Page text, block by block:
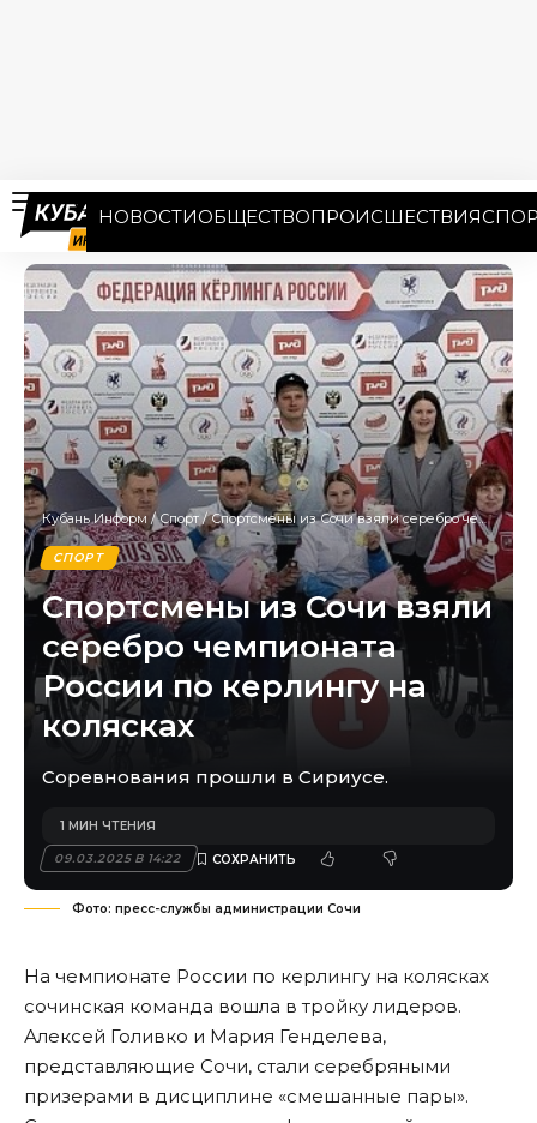
НОВОСТИОБЩЕСТВОПРОИСШЕСТВИЯ
Кубань Информ/Спорт /Спортсмены из Сочи взяли серебро чемпионата России по керлингу на колясках
СПОРТ
Спортсмены из Сочи взяли
серебро чемпионата
России по керлингу на
колясках
Соревнования прошли в Сириусе.
09.03.2025 В 14:22
1 МИН ЧТЕНИЯ
Фото: пресс-службы администрации Сочи
На чемпионате России по керлингу на колясках
сочинская команда вошла в тройку лидеров.
Алексей Голивко и Мария Генделева,
представляющие Сочи, стали серебряными
призерами в дисциплине «смешанные пары».